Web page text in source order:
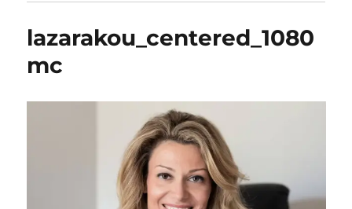
lazarakou_centered_1080
mc